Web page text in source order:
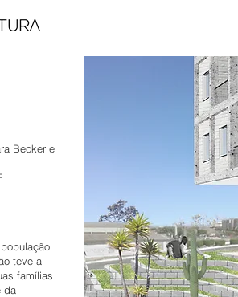
Becker e
teve a
famílias
da